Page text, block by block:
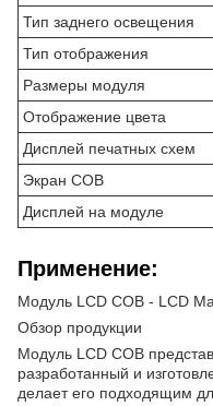
Тип заднего освещения
Тип отображения
Размеры модуля
Отображение цвета
Дисплей печатных схем
Экран COB
Дисплей на модуле
Применение:
Модуль LCD COB - LCD
Обзор продукции
Модуль LCD COB
разработанный и
делает его подходящим